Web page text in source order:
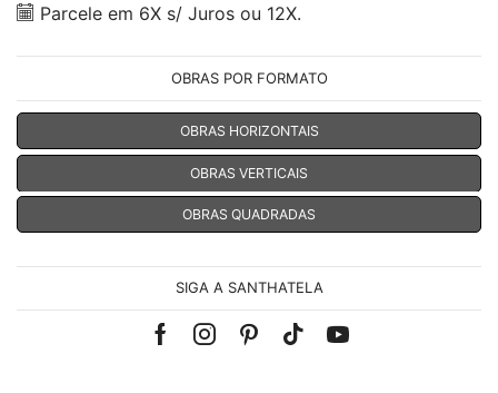
Parcele em 6X s/ Juros ou 12X.
OBRAS POR FORMATO
OBRAS HORIZONTAIS
OBRAS VERTICAIS
OBRAS QUADRADAS
SIGA A SANTHATELA
Facebook
Instagram
Pinterest
Tik-Youtube